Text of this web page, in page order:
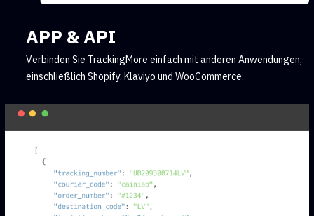
APP & API
Verbinden Sie TrackingMore einfach mit anderen Anwendungen,
einschließlich Shopify, Klaviyo und WooCommerce.